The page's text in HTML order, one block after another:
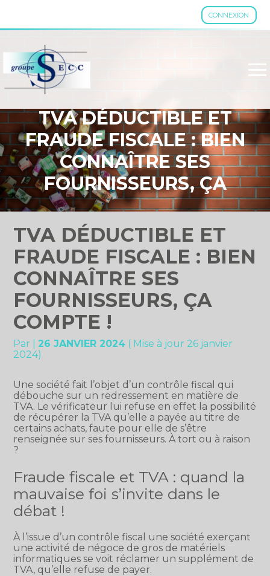
CONNEXION
Aller
TVA DÉDUCTIBLE ET
FRAUDE FISCALE : BIEN
CONNAÎTRE SES
FOURNISSEURS, ÇA
COMPTE !
TVA DÉDUCTIBLE ET
FRAUDE FISCALE : BIEN
CONNAÎTRE SES
FOURNISSEURS, ÇA
COMPTE !
Par 26 JANVIER 2024 ( Mise à jour 26 janvier
2024)
Une société fait l’objet d’un contrôle fiscal qui
débouche sur un redressement en matière de
TVA. Le vérificateur lui refuse en effet la possibilité
de récupérer la TVA qu’elle a payée au titre de
certains achats, faute pour elle de s’être
renseignée sur ses fournisseurs. À tort ou à raison
?
Fraude fiscale et TVA : quand la
mauvaise foi s’invite dans le
débat !
À l’issue d’un contrôle fiscal une société exerçant
une activité de négoce de gros de matériels
informatiques se voit réclamer un supplément de
TVA, qu’elle refuse de payer.